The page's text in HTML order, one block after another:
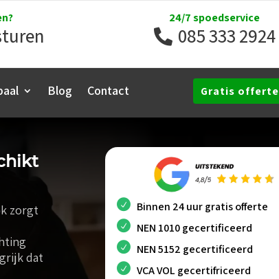
24/7 spoedservice
085 333 2924
Blog Contact Gratis offerte
zorgt
dat
Binnen 24 uur gratis offerte
NEN 1010 gecertificeerd
NEN 5152 gecertificeerd
VCA VOL gecertifriceerd